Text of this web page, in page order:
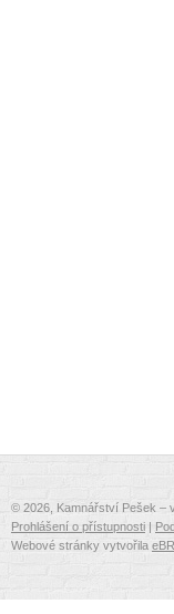
© 2026, Kamnářství Pešek –
Prohlášení o přístupnosti |
Webové stránky vytvořila